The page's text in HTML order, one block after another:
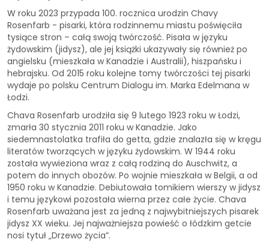
W roku 2023 przypada 100. rocznica urodzin Chavy
Rosenfarb - pisarki, która rodzinnemu miastu poświęciła
tysiące stron – całą swoją twórczość. Pisała w języku
żydowskim (jidysz), ale jej książki ukazywały się również po
angielsku (mieszkała w Kanadzie i Australii), hiszpańsku i
hebrajsku. Od 2015 roku kolejne tomy twórczości tej pisarki
wydaje po polsku Centrum Dialogu im. Marka Edelmana w
Łodzi.
Chava Rosenfarb urodziła się 9 lutego 1923 roku w Łodzi,
zmarła 30 stycznia 2011 roku w Kanadzie. Jako
siedemnastolatka trafiła do getta, gdzie znalazła się w kręgu
literatów tworzących w języku żydowskim. W 1944 roku
została wywieziona wraz z całą rodziną do Auschwitz, a
potem do innych obozów. Po wojnie mieszkała w Belgii, a od
1950 roku w Kanadzie. Debiutowała tomikiem wierszy w jidysz
i temu językowi pozostała wierna przez całe życie. Chava
Rosenfarb uważana jest za jedną z najwybitniejszych pisarek
jidysz XX wieku. Jej najważniejsza powieść o łódzkim getcie
nosi tytuł „Drzewo życia”.